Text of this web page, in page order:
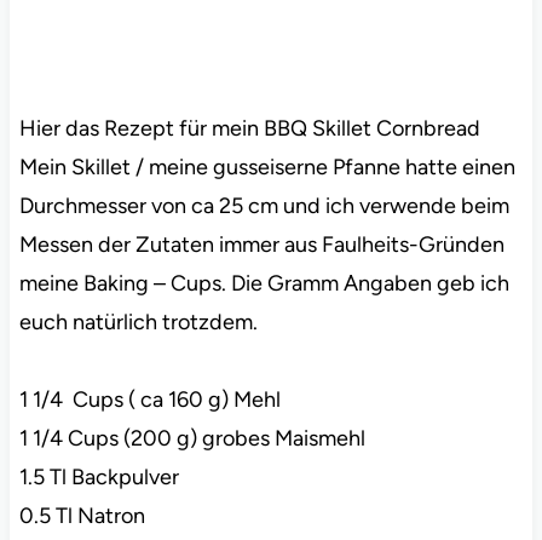
Hier das Rezept für mein BBQ Skillet Cornbread
Mein Skillet / meine gusseiserne Pfanne hatte einen
Durchmesser von ca 25 cm und ich verwende beim
Messen der Zutaten immer aus Faulheits-Gründen
meine Baking – Cups. Die Gramm Angaben geb ich
euch natürlich trotzdem.
1 1/4 Cups ( ca 160 g) Mehl
1 1/4 Cups (200 g) grobes Maismehl
1.5 Tl Backpulver
0.5 Tl Natron